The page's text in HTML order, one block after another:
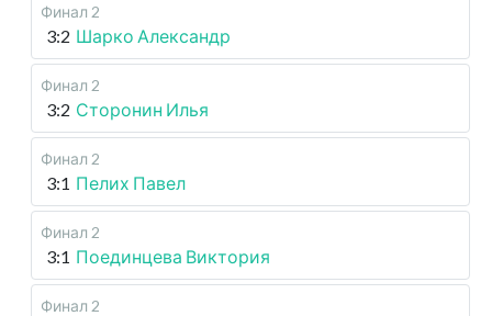
Финал 2
3:2 Шарко Александр
Финал 2
3:2 Сторонин Илья
Финал 2
3:1 Пелих Павел
Финал 2
3:1 Поединцева Виктория
Финал 2